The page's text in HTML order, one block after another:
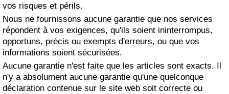
vos risques et périls.
Nous ne fournissons aucune garantie que nos services
répondent à vos exigences, qu'ils soient ininterrompus,
opportuns, précis ou exempts d'erreurs, ou que vos
informations soient sécurisées.
Aucune garantie n'est faite que les articles sont exacts. Il
n'y a absolument aucune garantie qu'une quelconque
déclaration contenue sur le site web soit correcte ou
Indice de Criminalité
Indice de criminalité par pays
Soins de santé
Indice des soins de santé (Actuel)